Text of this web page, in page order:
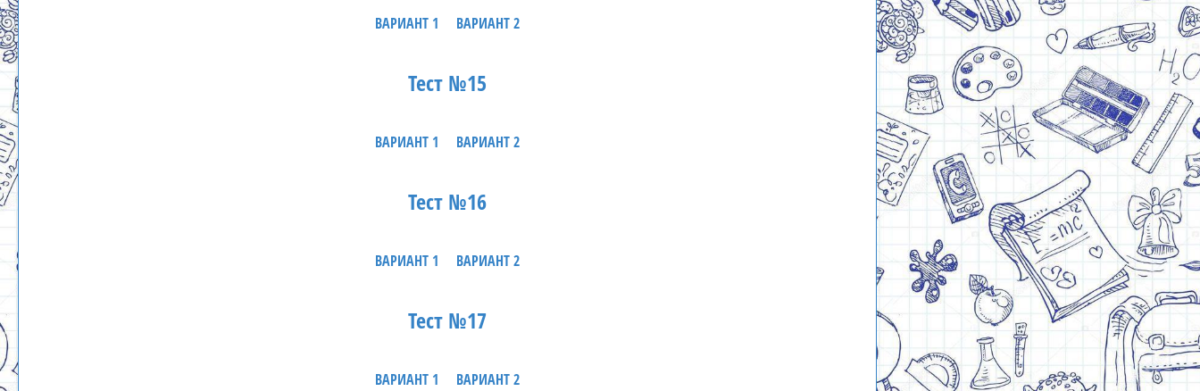
ВАРИАНТ 1 ВАРИАНТ 2
Тест №15
ВАРИАНТ 1 ВАРИАНТ 2
Тест №16
ВАРИАНТ 1 ВАРИАНТ 2
Тест №17
ВАРИАНТ 1 ВАРИАНТ 2